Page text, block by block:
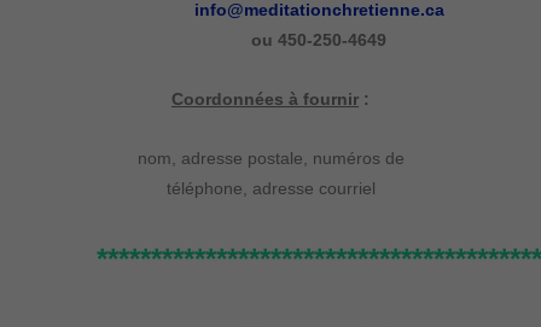
info@meditationchretienne.ca
ou 450-250-4649
Coordonnées à fournir :
nom, adresse postale, numéros de
téléphone, adresse courriel